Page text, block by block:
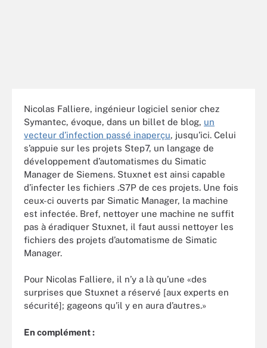
Nicolas Falliere, ingénieur logiciel senior chez
Symantec, évoque, dans un billet de blog, un
vecteur d’infection passé inaperçu, jusqu’ici. Celui
s’appuie sur les projets Step7, un langage de
développement d’automatismes du Simatic
Manager de Siemens. Stuxnet est ainsi capable
d’infecter les fichiers .S7P de ces projets. Une fois
ceux-ci ouverts par Simatic Manager, la machine
est infectée. Bref, nettoyer une machine ne suffit
pas à éradiquer Stuxnet, il faut aussi nettoyer les
fichiers des projets d’automatisme de Simatic
Manager.
Pour Nicolas Falliere, il n’y a là qu’une «des
surprises que Stuxnet a réservé [aux experts en
sécurité]; gageons qu’il y en aura d’autres.»
En complément :